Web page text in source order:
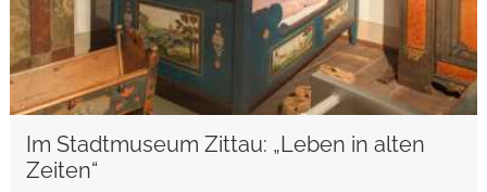
Im Stadtmuseum Zittau: „Leben in alten
Zeiten“